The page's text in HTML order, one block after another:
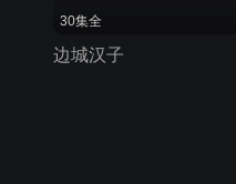
30集全
边城汉子